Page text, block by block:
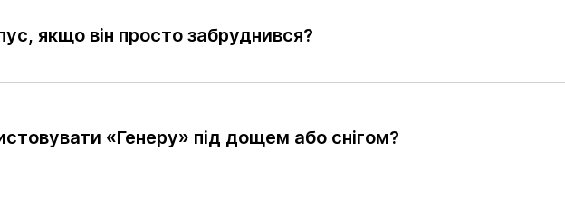
якщо він просто забруднився?
«Генеру» під дощем або снігом?